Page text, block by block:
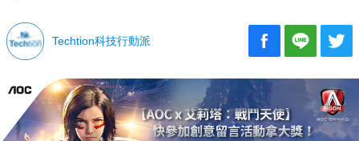
Techtion科技行動派